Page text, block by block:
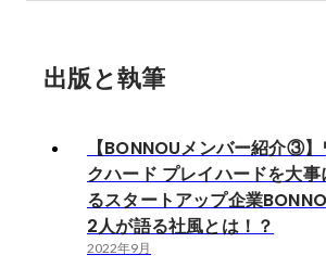
出版と執筆
【BONNOUメンバー紹介③
クハード プレイハードを大事
るスタートアップ企業
2人が語る社風とは！？
2022年9月